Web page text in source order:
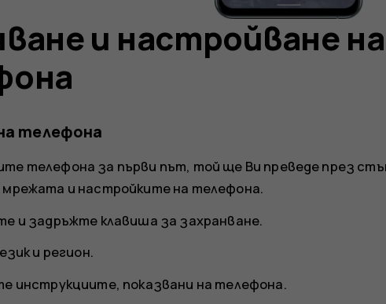
и настройване на
телефона
телефона за първи път, той ще Ви преведе през
мрежата и настройките на телефона.
и задръжте клавиша за захранване.
и регион.
инструкциите, показвани на телефона.